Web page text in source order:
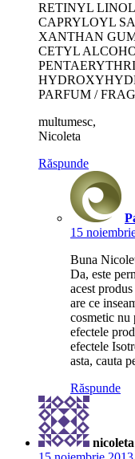
RETINYL
CAPRYLOYL
XANTHAN
CETYL
PARFUM /
multumesc,
Nicoleta
Răspunde
15
Buna
Da, este
acest
are ce
cosmetic nu
efectele
efectele
asta, cauta
Răspunde
nicoleta